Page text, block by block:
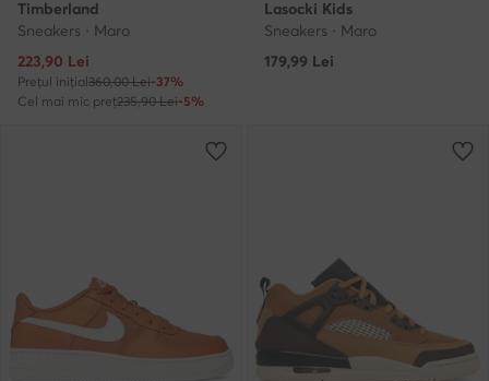
Timberland
Sneakers · Maro
Prețul actual
223,90 Lei
Prețul inițial360,00 Lei-37%
Cel mai mic preț235,90 Lei-5%
Lasocki Kids
Sneakers · Maro
179,99 Lei